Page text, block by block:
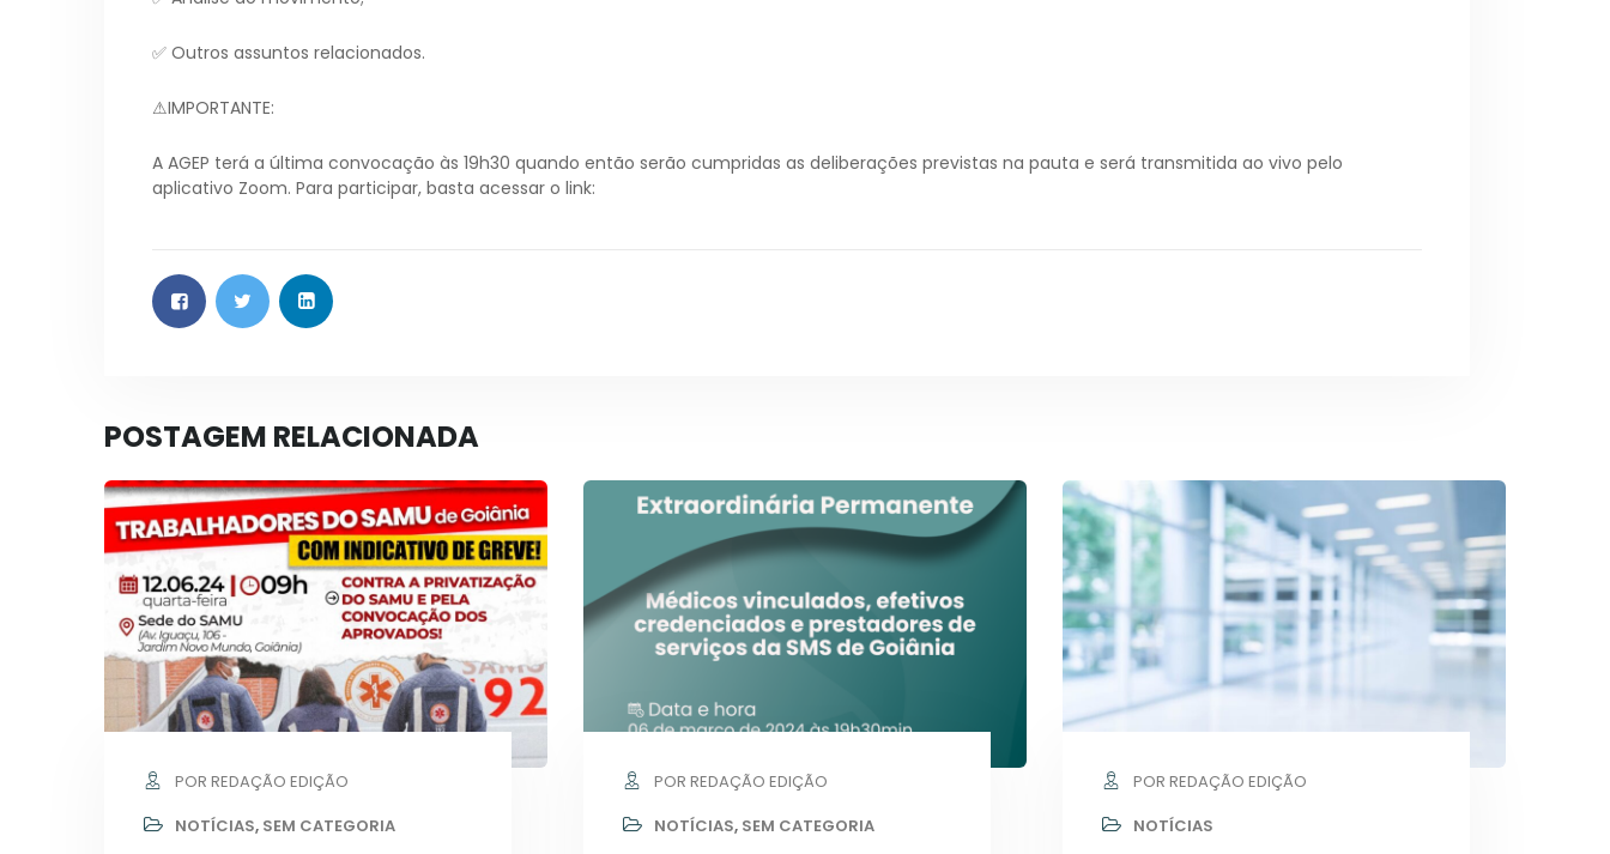
✅ Outros assuntos relacionados.
⚠IMPORTANTE:
A AGEP terá a última convocação às 19h30 quando então serão cumpridas as deliberações previstas na pauta e será transmitida ao vivo pelo
aplicativo Zoom. Para participar, basta acessar o link:
POSTAGEM RELACIONADA
POR REDAÇÃO EDIÇÃO
NOTÍCIAS, SEM CATEGORIA
POR REDAÇÃO EDIÇÃO
NOTÍCIAS, SEM CATEGORIA
POR REDAÇÃO EDIÇÃO
NOTÍCIAS